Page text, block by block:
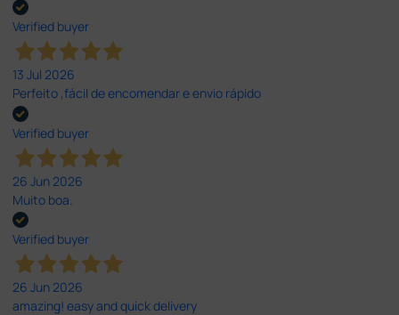
Verified buyer
13 Jul 2026
Perfeito ,fácil de encomendar e envio rápido
Verified buyer
26 Jun 2026
Muito boa.
Verified buyer
26 Jun 2026
amazing! easy and quick delivery